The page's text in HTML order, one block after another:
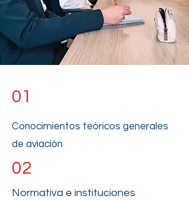
01
Conocimientos teóricos generales
de aviación
02
Normativa e instituciones